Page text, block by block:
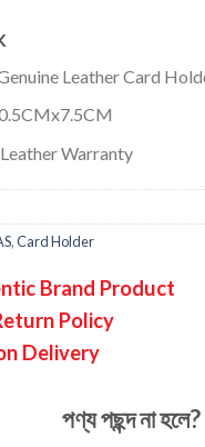
Leather Card
Warranty
,Card Holder
Brand Product
Policy
Delivery
পণ্য পছন্দ না হলে?